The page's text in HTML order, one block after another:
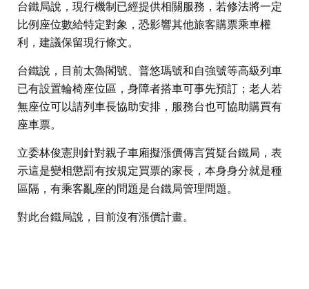
台鐵局說，現行機制已經提供相關服務，若修法將一定
比例座位數給特定對象，恐影響其他旅客購票乘車權
利，建議保留現行條文。
台鐵說，目前太魯閣號、普悠瑪號和自強號等高級列車
已有設置輪椅座位區，身障者搭車可事先預訂；老人若
無座位可以請列車長協助安排，服務台也可協助購買有
座車票。
立委林俊憲則針對親子車廂擬漲價傳言質疑台鐵局，表
示這是變相懲罰有按規定買票的家長，本身身分就是種
區隔，有乘客亂座的問題是台鐵局管理問題。
對此台鐵局說，目前沒有漲價計畫。